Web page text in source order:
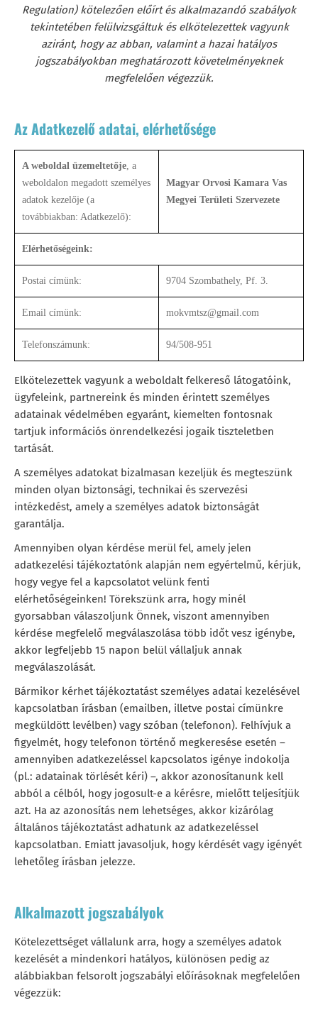
Regulation) kötelezően előírt és alkalmazandó szabályok
tekintetében felülvizsgáltuk és elkötelezettek vagyunk
aziránt, hogy az abban, valamint a hazai hatályos
jogszabályokban meghatározott követelményeknek
megfelelően végezzük.
Az Adatkezelő adatai, elérhetősége
A weboldal üzemeltetője, a
weboldalon megadott személyes
adatok kezelője (a
továbbiakban: Adatkezelő):
Magyar Orvosi Kamara Vas
Megyei Területi Szervezete
Elérhetőségeink:
Postai címünk: 9704 Szombathely, Pf. 3.
Email címünk: mokvmtsz@gmail.com
Telefonszámunk: 94/508-951
Elkötelezettek vagyunk a weboldalt felkereső látogatóink,
ügyfeleink, partnereink és minden érintett személyes
adatainak védelmében egyaránt, kiemelten fontosnak
tartjuk információs önrendelkezési jogaik tiszteletben
tartását.
A személyes adatokat bizalmasan kezeljük és megteszünk
minden olyan biztonsági, technikai és szervezési
intézkedést, amely a személyes adatok biztonságát
garantálja.
Amennyiben olyan kérdése merül fel, amely jelen
adatkezelési tájékoztatónk alapján nem egyértelmű, kérjük,
hogy vegye fel a kapcsolatot velünk fenti
elérhetőségeinken! Törekszünk arra, hogy minél
gyorsabban válaszoljunk Önnek, viszont amennyiben
kérdése megfelelő megválaszolása több időt vesz igénybe,
akkor legfeljebb 15 napon belül vállaljuk annak
megválaszolását.
Bármikor kérhet tájékoztatást személyes adatai kezelésével
kapcsolatban írásban (emailben, illetve postai címünkre
megküldött levélben) vagy szóban (telefonon). Felhívjuk a
figyelmét, hogy telefonon történő megkeresése esetén –
amennyiben adatkezeléssel kapcsolatos igénye indokolja
(pl.: adatainak törlését kéri) –, akkor azonosítanunk kell
abból a célból, hogy jogosult-e a kérésre, mielőtt teljesítjük
azt. Ha az azonosítás nem lehetséges, akkor kizárólag
általános tájékoztatást adhatunk az adatkezeléssel
kapcsolatban. Emiatt javasoljuk, hogy kérdését vagy igényét
lehetőleg írásban jelezze.
Alkalmazott jogszabályok
Kötelezettséget vállalunk arra, hogy a személyes adatok
kezelését a mindenkori hatályos, különösen pedig az
alábbiakban felsorolt jogszabályi előírásoknak megfelelően
végezzük: